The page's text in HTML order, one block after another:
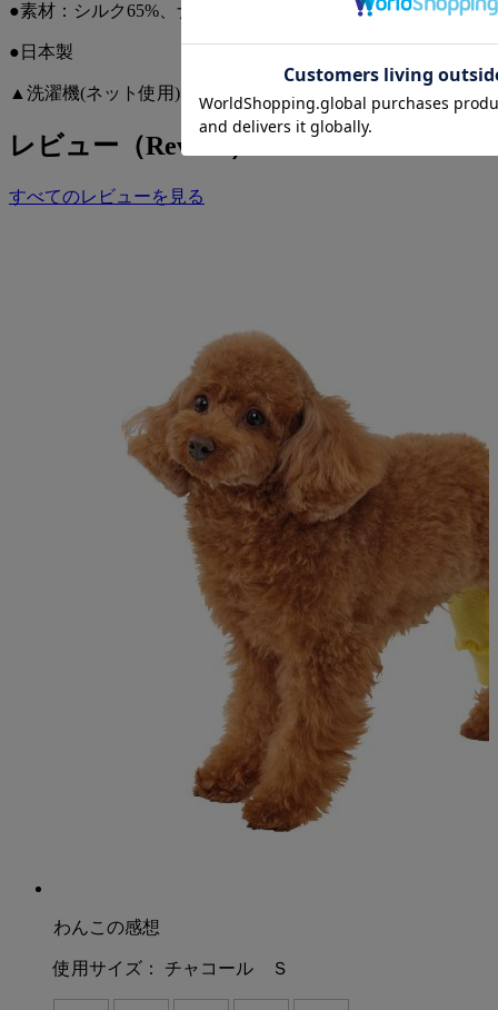
●素材：シルク65%、ナイロン35%
●日本製
▲洗濯機(ネット使用)
レビュー（Review）
すべてのレビューを見る
わんこの感想
使用サイズ： チャコール Ｓ